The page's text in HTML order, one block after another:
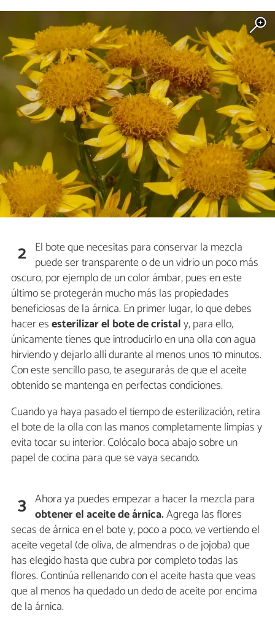
2 El bote que necesitas para conservar la mezcla
puede ser transparente o de un vidrio un poco más
oscuro, por ejemplo de un color ámbar, pues en este
último se protegerán mucho más las propiedades
beneficiosas de la árnica. En primer lugar, lo que debes
hacer esesterilizar el bote de cristaly, para ello,
únicamente tienes que introducirlo en una olla con agua
hirviendo y dejarlo allí durante al menos unos 10 minutos.
Con este sencillo paso, te asegurarás de que el aceite
obtenido se mantenga en perfectas condiciones.
Cuando ya haya pasado el tiempo de esterilización, retira
el bote de la olla con las manos completamente limpias y
evita tocar su interior. Colócalo boca abajo sobre un
papel de cocina para que se vaya secando.
3 Ahora ya puedes empezar a hacer la mezcla para
obtenerel aceite de árnica.Agrega las flores
secas de árnica en el bote y, poco a poco, ve vertiendo el
aceite vegetal (de oliva, de almendras o de jojoba) que
has elegido hasta que cubra por completo todas las
flores. Continúa rellenando con el aceite hasta que veas
que al menos ha quedado un dedo de aceite por encima
de la árnica.